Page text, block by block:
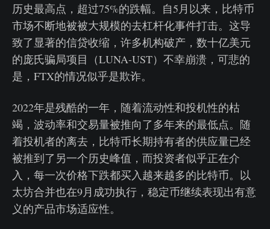
历史最高点，超过75%的跌幅。自5月以来，比特币
市场不断地被被大规模的去杠杆化事件打击。这导
致了显著的信贷收缩，许多机构破产，数十亿美元
的庞氏骗局项目（LUNA-UST）不幸崩溃，可悲的
是，FTX的情况似乎是欺诈。
2022年是残酷的一年，随着流动性和投机性的枯
竭，波动率和交易量被推向了多年来的最低点。随
着投机者的离去，比特币长期持有者的供应量已经
被推到了另一个历史峰值，而投资者似乎正在介
入，每一次价格下跌都买入越来越多的比特币。以
太坊合并也在9月成功执行，稳定币继续表现出有意
义的产品市场适应性。